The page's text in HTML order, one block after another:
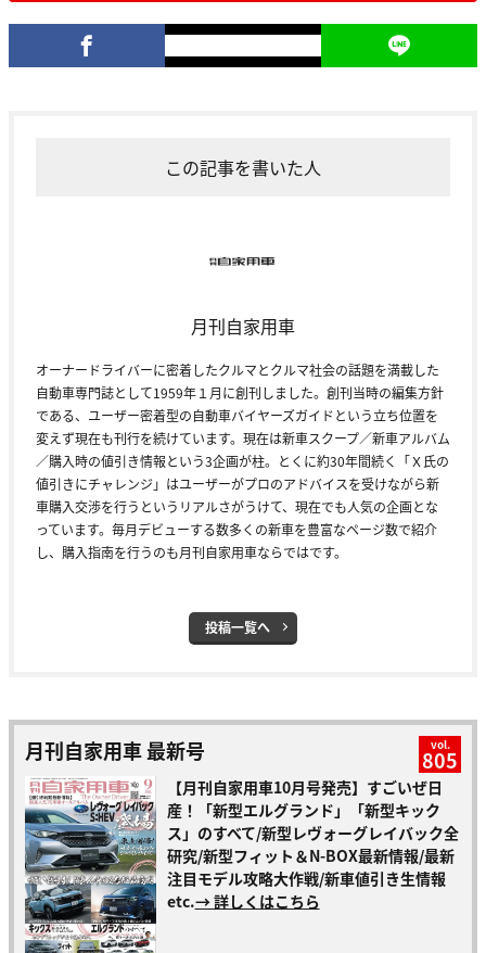
この記事を書いた人
月刊自家用車
オーナードライバーに密着したクルマとクルマ社会の話題を満載した
自動車専門誌として1959年１月に創刊しました。創刊当時の編集方針
である、ユーザー密着型の自動車バイヤーズガイドという立ち位置を
変えず現在も刊行を続けています。現在は新車スクープ／新車アルバム
／購入時の値引き情報という3企画が柱。とくに約30年間続く「Ｘ氏の
値引きにチャレンジ」はユーザーがプロのアドバイスを受けながら新
車購入交渉を行うというリアルさがうけて、現在でも人気の企画とな
っています。毎月デビューする数多くの新車を豊富なページ数で紹介
し、購入指南を行うのも月刊自家用車ならではです。
投稿一覧へ
月刊自家用車 最新号 vol.
805
【月刊自家用車10月号発売】すごいぜ日
産！「新型エルグランド」「新型キック
ス」のすべて/新型レヴォーグレイバック全
研究/新型フィット＆N-BOX最新情報/最新
注目モデル攻略大作戦/新車値引き生情報
etc.→ 詳しくはこちら